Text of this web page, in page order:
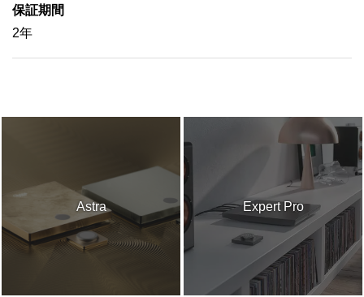
保証期間
2年
Astra Expert Pro